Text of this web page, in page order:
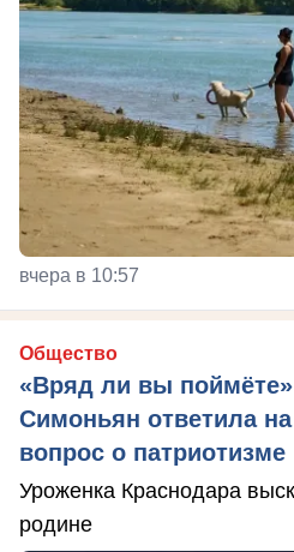
вчера в 10:57
Общество
«Вряд ли вы
Симоньян ответила
вопрос о патриотизме
Уроженка Краснодара
родине